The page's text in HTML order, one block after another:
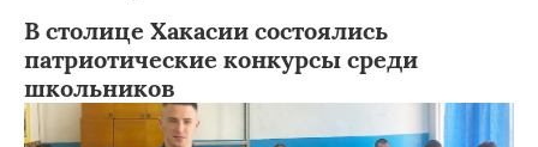
В столице Хакасии состоялись
патриотические конкурсы среди
школьников